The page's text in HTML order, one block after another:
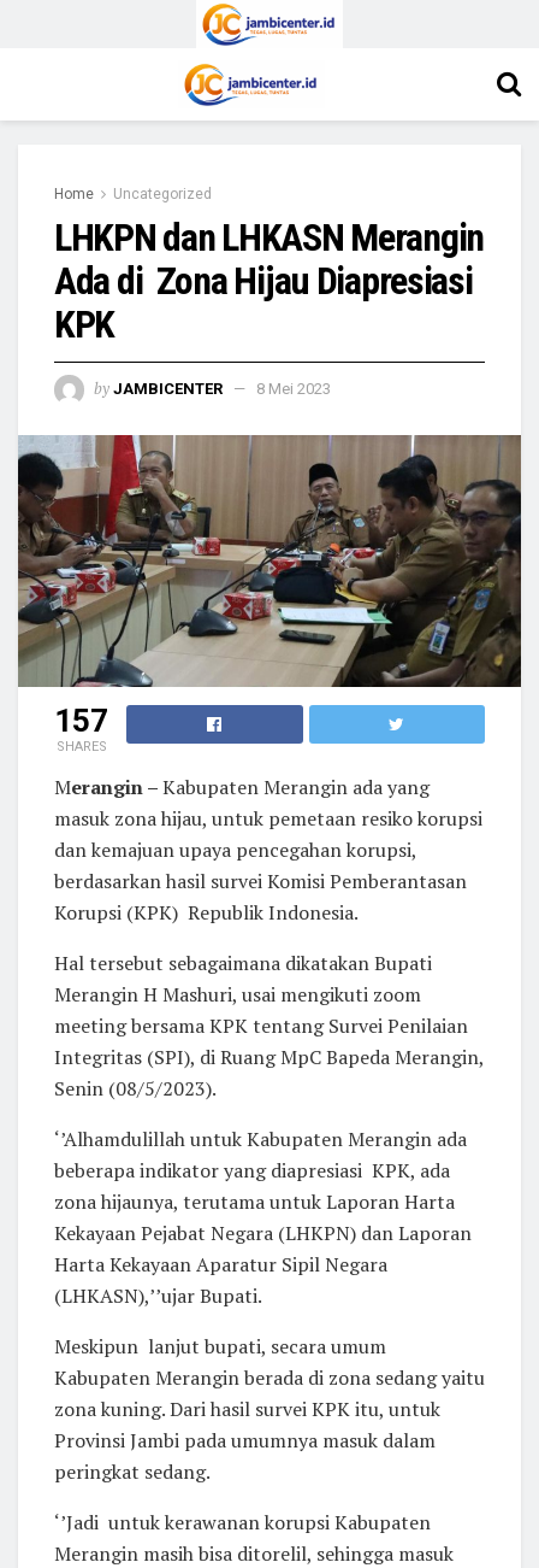
Home Uncategorized
LHKPN dan LHKASN Merangin
Ada di Zona Hijau Diapresiasi
KPK
by JAMBICENTER 8 Mei 2023
157
SHARES
Merangin –Kabupaten Merangin ada yang
masuk zona hijau, untuk pemetaan resiko korupsi
dan kemajuan upaya pencegahan korupsi,
berdasarkan hasil survei Komisi Pemberantasan
Korupsi (KPK) Republik Indonesia.
Hal tersebut sebagaimana dikatakan Bupati
Merangin H Mashuri, usai mengikuti zoom
meeting bersama KPK tentang Survei Penilaian
Integritas (SPI), di Ruang MpC Bapeda Merangin,
Senin (08/5/2023).
‘’Alhamdulillah untuk Kabupaten Merangin ada
beberapa indikator yang diapresiasi KPK, ada
zona hijaunya, terutama untuk Laporan Harta
Kekayaan Pejabat Negara (LHKPN) dan Laporan
Harta Kekayaan Aparatur Sipil Negara
(LHKASN),’’ujar Bupati.
Meskipun lanjut bupati, secara umum
Kabupaten Merangin berada di zona sedang yaitu
zona kuning. Dari hasil survei KPK itu, untuk
Provinsi Jambi pada umumnya masuk dalam
peringkat sedang.
‘’Jadi untuk kerawanan korupsi Kabupaten
Merangin masih bisa ditorelil, sehingga masuk